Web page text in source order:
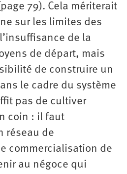
79). Cela mériterait
sur les limites des
de la
de départ, mais
de construire un
le cadre du système
pas de cultiver
coin : il faut
réseau de
commercialisation de
au négoce qui